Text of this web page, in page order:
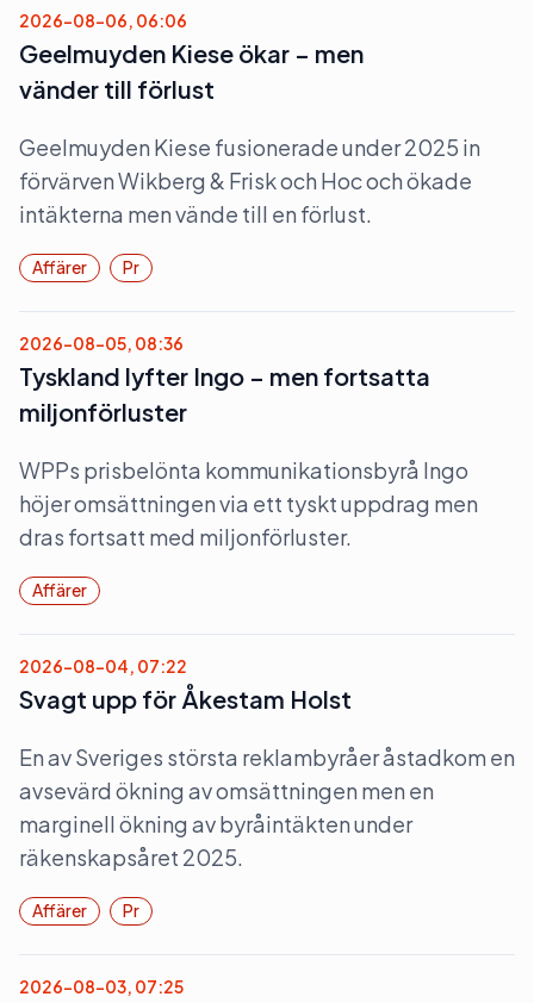
2026-08-06, 06:06
Geelmuyden Kiese ökar – men
vänder till förlust
Geelmuyden Kiese fusionerade under 2025 in
förvärven Wikberg & Frisk och Hoc och ökade
intäkterna men vände till en förlust.
Affärer Pr
2026-08-05, 08:36
Tyskland lyfter Ingo – men fortsatta
miljonförluster
WPPs prisbelönta kommunikationsbyrå Ingo
höjer omsättningen via ett tyskt uppdrag men
dras fortsatt med miljonförluster.
Affärer
2026-08-04, 07:22
Svagt upp för Åkestam Holst
En av Sveriges största reklambyråer åstadkom en
avsevärd ökning av omsättningen men en
marginell ökning av byråintäkten under
räkenskapsåret 2025.
Affärer Pr
2026-08-03, 07:25